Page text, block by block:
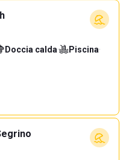
Doccia calda· Piscina·